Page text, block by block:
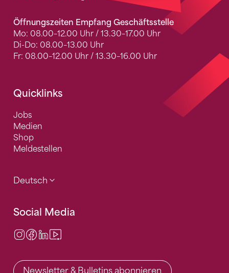
Öffnungszeiten Empfang Geschäftsstelle
Mo: 08.00–12.00 Uhr / 13.30–17.00 Uhr
Di-Do: 08.00–13.00 Uhr
Fr: 08.00–12.00 Uhr / 13.30–16.00 Uhr
Quicklinks
Jobs
Medien
Shop
Meldestellen
Deutsch
Social Media
Instagram
Facebook
LinkedIn
Newsletter & Bulletins abonnieren